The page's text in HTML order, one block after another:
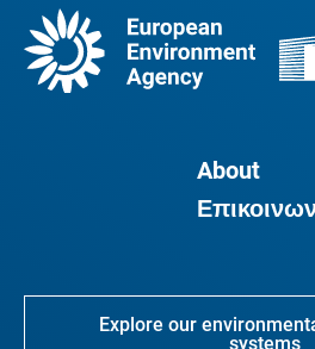
About
Explore our
systems